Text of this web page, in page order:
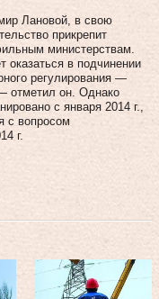
Лановой, в свою
прикрепит
министерствам.
оказаться в подчинении
регулирования —
отметил он. Однако
с января 2014 г.,
с вопросом
г.